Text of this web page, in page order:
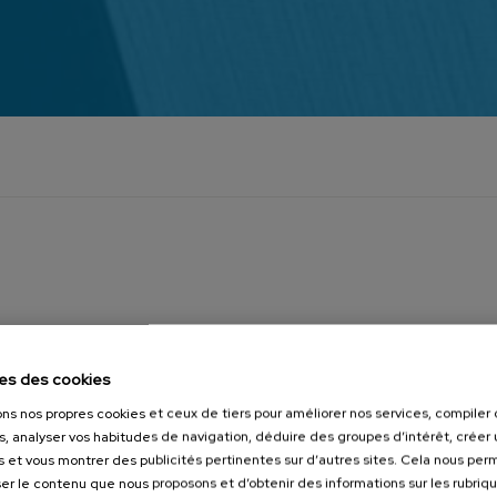
imposée comme un leader de premier
applications hydrauliques en Amérique du
Québec, Canada, et qui
Mississippi, USA, a lancé
au secteur
Au cours des trente
en Amérique du Nord, créant
l'entreprise se positionne en
des cookies
nos propres cookies et ceux de tiers pour améliorer nos services, compiler
analyser vos habitudes de navigation, déduire des groupes d’intérêt, créer
et vous montrer des publicités pertinentes sur d’autres sites. Cela nous
le contenu que nous proposons et d’obtenir des informations sur les